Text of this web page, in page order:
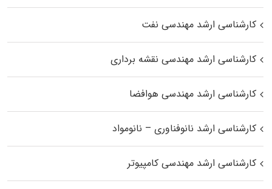
کارشناسی ارشد مهندسی نفت
کارشناسی ارشد مهندسی نقشه برداری
کارشناسی ارشد مهندسی هوافضا
کارشناسی ارشد نانوفناوری – نانومواد
کارشناسی ارشد مهندسی کامپیوتر